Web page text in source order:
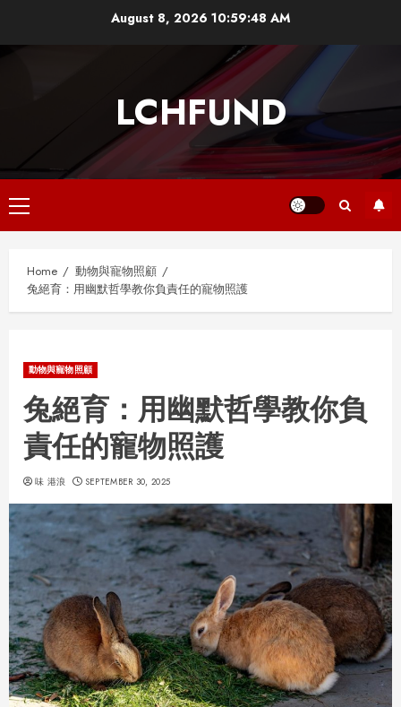
August 8, 2026 10:59:48 AM
LCHFUND
Primary
Menu
Home
動物與寵物照顧
兔絕育：用幽默哲學教你負責任的寵物照護
動物與寵物照顧
兔絕育：用幽默哲學教你負
責任的寵物照護
味 港浪 SEPTEMBER 30, 2025